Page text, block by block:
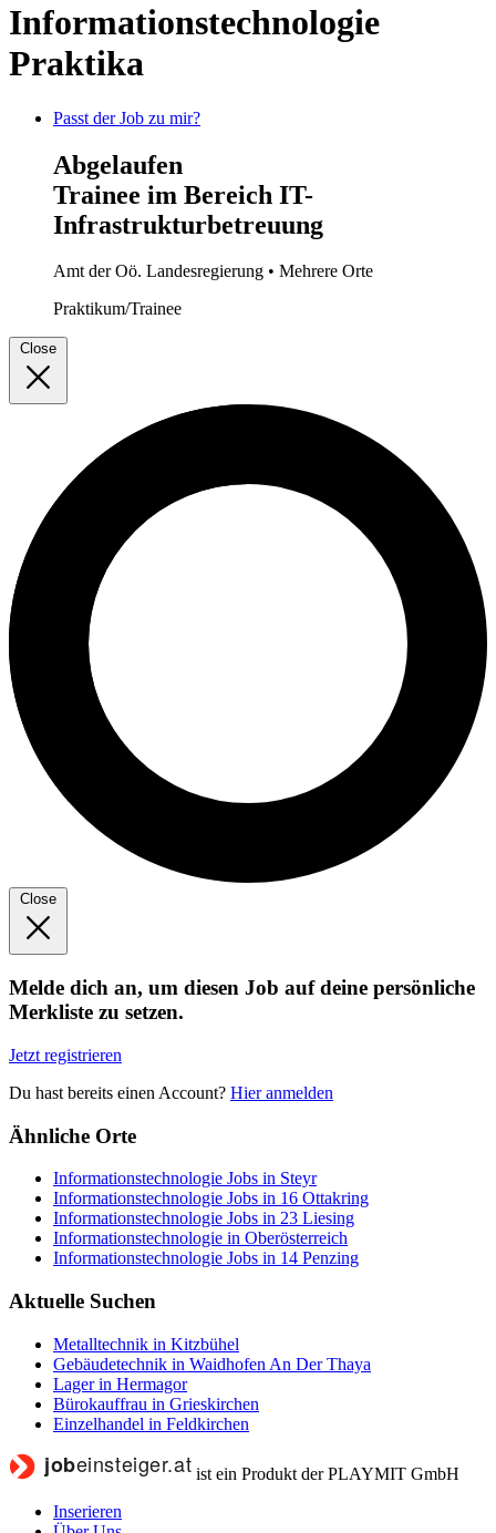
Informationstechnologie
Praktika
Passt der Job zu mir?
Abgelaufen
Trainee im Bereich IT-
Infrastrukturbetreuung
Amt der Oö. Landesregierung • Mehrere Orte
Praktikum/Trainee
Close
Close
Melde dich an, um diesen Job auf deine persönliche
Merkliste zu setzen.
Jetzt registrieren
Du hast bereits einen Account? Hier anmelden
Ähnliche Orte
Informationstechnologie Jobs in Steyr
Informationstechnologie Jobs in 16 Ottakring
Informationstechnologie Jobs in 23 Liesing
Informationstechnologie in Oberösterreich
Informationstechnologie Jobs in 14 Penzing
Aktuelle Suchen
Metalltechnik in Kitzbühel
Gebäudetechnik in Waidhofen An Der Thaya
Lager in Hermagor
Bürokauffrau in Grieskirchen
Einzelhandel in Feldkirchen
ist ein Produkt der PLAYMIT GmbH
Inserieren